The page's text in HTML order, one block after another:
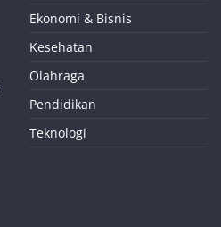
Ekonomi & Bisnis
Kesehatan
Olahraga
Pendidikan
Teknologi